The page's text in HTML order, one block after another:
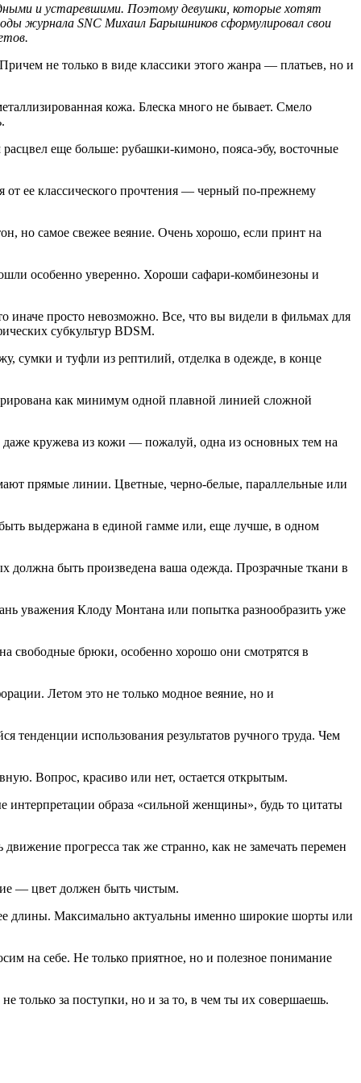
и устаревшими. Поэтому девушки, которые хотят
журнала SNC Михаил Барышников сформулировал свои
не только в виде классики этого жанра — платьев, но и
кожа. Блеска много не бывает. Смело
еще больше: рубашки-кимоно, пояса-эбу, восточные
от ее классического прочтения — черный по-прежнему
но самое свежее веяние. Очень хорошо, если принт на
особенно уверенно. Хороши сафари-комбинезоны и
иначе просто невозможно. Все, что вы видели в фильмах для
субкультур BDSМ.
сумки и туфли из рептилий, отделка в одежде, в конце
как минимум одной плавной линией сложной
даже кружева из кожи — пожалуй, одна из основных тем на
прямые линии. Цветные, черно-белые, параллельные или
выдержана в единой гамме или, еще лучше, в одном
должна быть произведена ваша одежда. Прозрачные ткани в
уважения Клоду Монтана или попытка разнообразить уже
свободные брюки, особенно хорошо они смотрятся в
Летом это не только модное веяние, но и
использования результатов ручного труда. Чем
Вопрос, красиво или нет, остается открытым.
интерпретации образа «сильной женщины», будь то цитаты
прогресса так же странно, как не замечать перемен
— цвет должен быть чистым.
длины. Максимально актуальны именно широкие шорты или
на себе. Не только приятное, но и полезное понимание
только за поступки, но и за то, в чем ты их совершаешь.